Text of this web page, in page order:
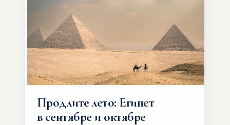
Продлите лето: Египет
в сентябре и октябре